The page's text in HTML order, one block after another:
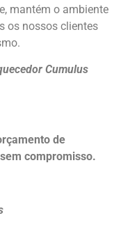
mantém o ambiente
os nossos clientes
Cumulus
de
compromisso.